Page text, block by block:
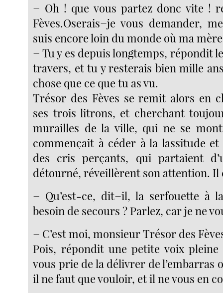
− Oh ! que vous partez donc vite !
Fèves.Oserais−je vous demander,
suis encore loin du monde où ma mère
− Tu y es depuis longtemps, répondit
travers, et tu y resterais bien mille
chose que ce que tu as vu.
Trésor des Fèves se remit alors en
ses trois litrons, et cherchant
murailles de la ville, qui ne se
commençait à céder à la lassitude et
des cris perçants, qui partaient
détourné, réveillèrent son attention.
− Qu’est-ce, dit−il, la serfouette à
besoin de secours ? Parlez, car je ne
− C’est moi, monsieur Trésor des
Pois, répondit une petite voix
vous prie de la délivrer de l’embarras
il ne faut que vouloir, et il ne vous en